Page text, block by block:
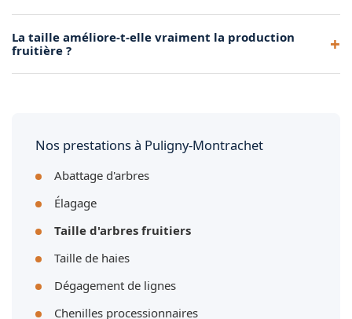
sur 2 à 3 ans. Nous redonnons forme et vigueur à vos vieux
La taille améliore-t-elle vraiment la production
fruitière ?
Nos prestations à Puligny-Montrachet
Abattage d'arbres
Élagage
Taille d'arbres fruitiers
Taille de haies
Dégagement de lignes
Chenilles processionnaires